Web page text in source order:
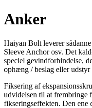
Anker
Haiyan Bolt leverer
Sleeve Anchor osv. Det
speciel gevindforbindelse,
ophæng / beslag eller
Fiksering af
udvidelsen til at frembringe
fikseringseffekten. Den ene